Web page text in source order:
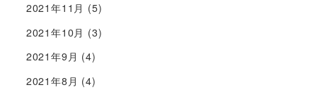
2021年11月 (5)
2021年10月 (3)
2021年9月 (4)
2021年8月 (4)